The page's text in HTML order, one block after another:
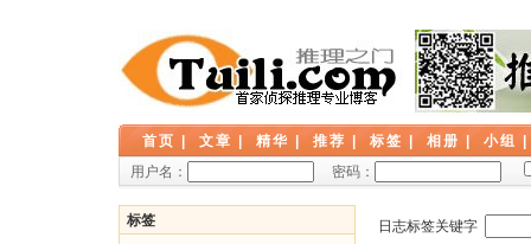
首页 文章 精华 推荐 标签 相册 小组
用户名：
密码：
标签 日志标签关键字